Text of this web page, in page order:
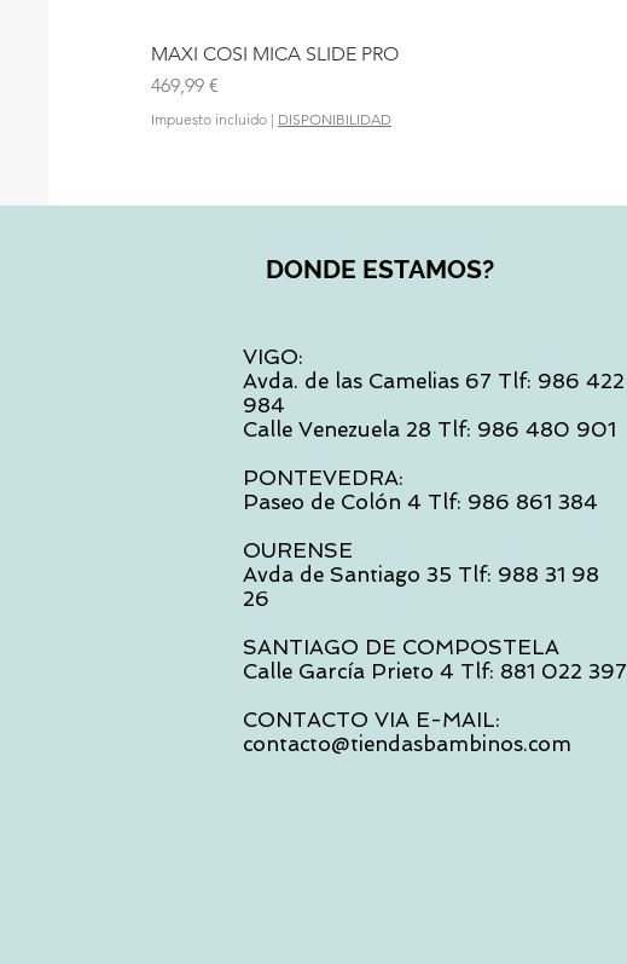
MAXI COSI MICA SLIDE PRO
Precio
469,99 €
Impuesto incluido | DISPONIBILIDAD
DONDE ESTAMOS?
VIGO:
Avda. de las Camelias 67 Tlf: 986 422
984
Calle Venezuela 28 Tlf: 986 480 901
PONTEVEDRA:
Paseo de Colón 4 Tlf: 986 861 384
OURENSE
Avda de Santiago 35 Tlf: 988 31 98
26
SANTIAGO DE COMPOSTELA
Calle García Prieto 4 Tlf: 881 022 397
CONTACTO VIA E-MAIL:
contacto@tiendasbambinos.com